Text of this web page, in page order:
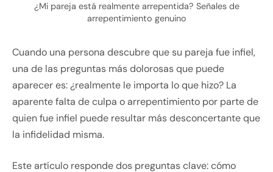
¿Mi pareja está realmente arrepentida? Señales de
arrepentimiento genuino
Cuando una persona descubre que su pareja fue infiel,
una de las preguntas más dolorosas que puede
aparecer es: ¿realmente le importa lo que hizo? La
aparente falta de culpa o arrepentimiento por parte de
quien fue infiel puede resultar más desconcertante que
la infidelidad misma.
Este artículo responde dos preguntas clave: cómo